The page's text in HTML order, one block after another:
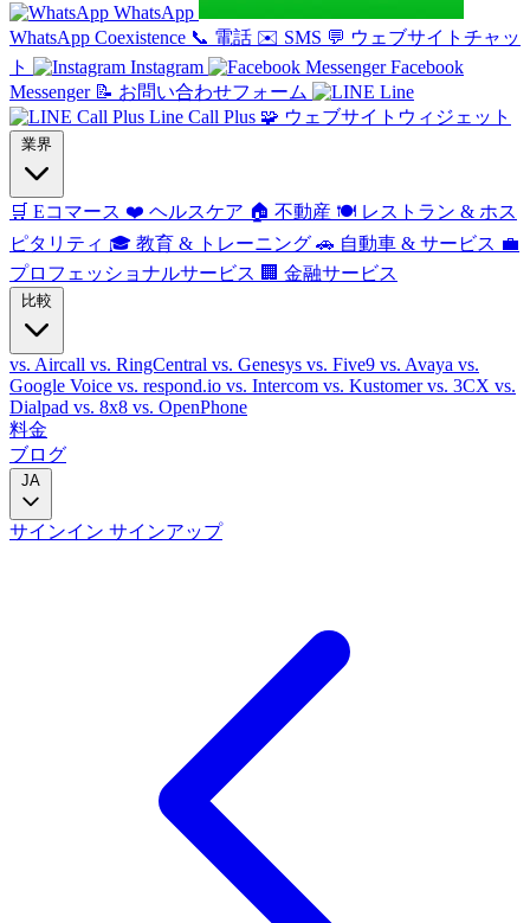
WhatsApp
WhatsApp Coexistence 📞 電話 ✉️ SMS 💬 ウェブサイトチャッ
ト
Instagram
Facebook
Messenger 📝 お問い合わせフォーム
Line
Line Call Plus 🧩 ウェブサイトウィジェット
業界
🛒 Eコマース ❤️ ヘルスケア 🏠 不動産 🍽️ レストラン & ホス
ピタリティ 🎓 教育 & トレーニング 🚗 自動車 & サービス 💼
プロフェッショナルサービス 🏢 金融サービス
比較
vs. Aircall vs. RingCentral vs. Genesys vs. Five9 vs. Avaya vs.
Google Voice vs. respond.io vs. Intercom vs. Kustomervs. 3CX vs.
Dialpad vs. 8x8 vs. OpenPhone
料金
ブログ
JA
サインイン サインアップ